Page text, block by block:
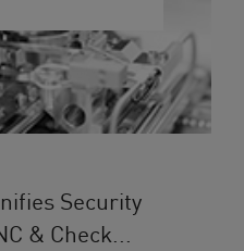
Security
& Check...